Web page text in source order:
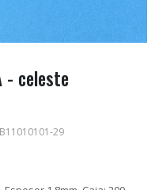
- celeste
29